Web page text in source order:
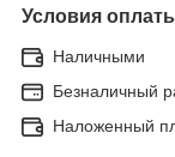
Условия
Наличными
Безналичный
Наложенный